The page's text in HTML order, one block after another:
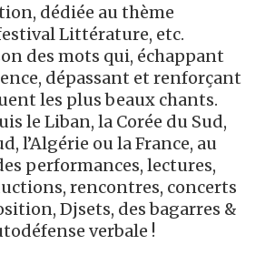
dédiée au thème
Littérature, etc.
des mots qui, échappant
dépassant et renforçant
les plus beaux chants.
le Liban, la Corée du Sud,
l’Algérie ou la France, au
performances, lectures,
rencontres, concerts
Djsets, des bagarres &
verbale !